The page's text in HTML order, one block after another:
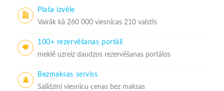
Plaša izvēle
Vairāk kā 260 000 viesnīcas 210 valstīs
100+ rezervēšanas portāli
meklē uzreiz daudzos rezervēšanas portālos
Bezmaksas serviss
Salīdzini viesnīcu cenas bez maksas